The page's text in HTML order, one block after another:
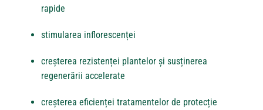
rapide
stimularea inflorescenței
creșterea rezistenței plantelor și susținerea
regenerării accelerate
creșterea eficienței tratamentelor de protecție